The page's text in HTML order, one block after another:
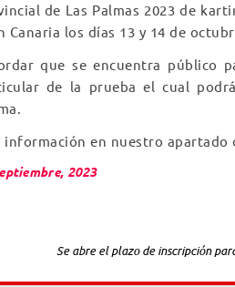
de Las Palmas 2023 de
Canaria los días 13 y 14 de
que se encuentra público
de la prueba el cual
información en nuestro apartado
2023
Se abre el plazo de inscripción